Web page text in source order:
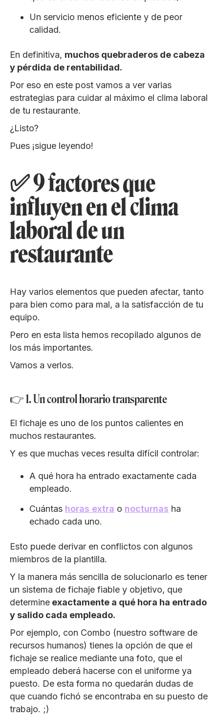
Un servicio menos eficiente y de peor
calidad.
En definitiva, muchos quebraderos de cabeza
y pérdida de rentabilidad.
Por eso en este post vamos a ver varias
estrategias para cuidar al máximo el clima laboral
de tu restaurante.
¿Listo?
Pues ¡sigue leyendo!
✅ 9 factores que
influyen en el clima
laboral de un
restaurante
Hay varios elementos que pueden afectar, tanto
para bien como para mal, a la satisfacción de tu
equipo.
Pero en esta lista hemos recopilado algunos de
los más importantes.
Vamos a verlos.
👉 1. Un control horario transparente
El fichaje es uno de los puntos calientes en
muchos restaurantes.
Y es que muchas veces resulta difícil controlar:
A qué hora ha entrado exactamente cada
empleado.
Cuántas horas extra o nocturnas ha
echado cada uno.
Esto puede derivar en conflictos con algunos
miembros de la plantilla.
Y la manera más sencilla de solucionarlo es tener
un sistema de fichaje fiable y objetivo, que
determine exactamente a qué hora ha entrado
y salido cada empleado.
Por ejemplo, con Combo (nuestro software de
recursos humanos) tienes la opción de que el
fichaje se realice mediante una foto, que el
empleado deberá hacerse con el uniforme ya
puesto. De esta forma no quedarán dudas de
que cuando fichó se encontraba en su puesto de
trabajo. ;)